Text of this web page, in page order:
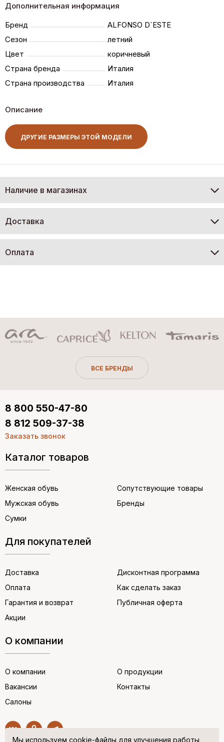
Дополнительная информация
Бренд
ALFONSO D`ESTE
Сезон
летний
Цвет
коричневый
Страна бренда
Италия
Страна производства
Италия
Описание
ДРУГИЕ РАЗМЕРЫ ЭТОЙ МОДЕЛИ
Наличие в магазинах
Доставка
Оплата
ВСЕ БРЕНДЫ
Каталог товаров
Женская обувь
Мужская обувь
Сумки
Сопутствующие товары
Бренды
Для покупателей
Доставка
Оплата
Гарантия и возврат
Акции
Дисконтная программа
Как сделать заказ
Публичная оферта
О компании
О компании
Вакансии
Салоны
О продукции
Контакты
8 800 550-47-80
8 812 509-37-38
Заказать звонок
Мы используем cookie-файлы для улучшения работы